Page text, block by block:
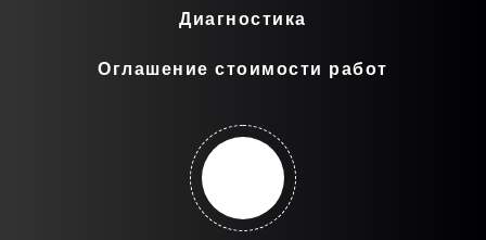
Диагностика
Оглашение стоимости работ